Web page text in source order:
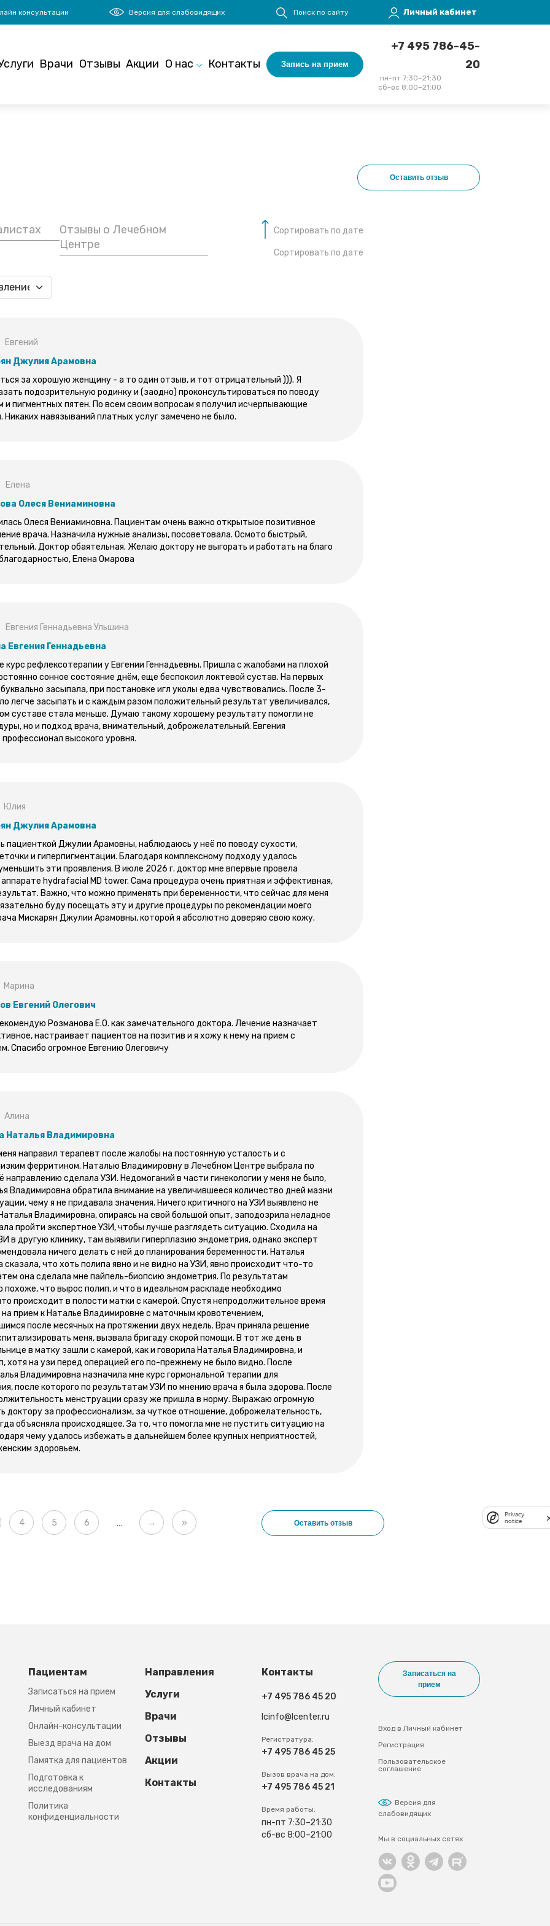
консультации Версия для слабовидящих Поиск по сайту
Меню учётной записи пользователя
Личный кабинет
Врачи Отзывы Акции О нас Контакты Запись на прием
+7 495 786-45-
20
пн-пт 7:30–21:30
сб-вс 8:00–21:00
Оставить отзыв
Отзывы о Лечебном
Центре
Сортировать по дате
Сортировать по дате
Евгений
Джулия Арамовна
за хорошую женщину - а то один отзыв, и тот отрицательный ))). Я
подозрительную родинку и (заодно) проконсультироваться по поводу
и пигментных пятен. По всем своим вопросам я получил исчерпывающие
Никаких навязываний платных услуг замечено не было.
Елена
Олеся Вениаминовна
Олеся Вениаминовна. Пациентам очень важно открытыое позитивное
врача. Назначила нужные анализы, посоветовала. Осмото быстрый,
Доктор обаятельная. Желаю доктору не выгорать и работать на благо
Елена Омарова
Евгения Геннадьевна Ульшина
Евгения Геннадьевна
курс рефлексотерапии у Евгении Геннадьевны. Пришла с жалобами на плохой
сонное состояние днём, еще беспокоил локтевой сустав. На первых
засыпала, при постановке игл уколы едва чувствовались. После 3-
легче засыпать и с каждым разом положительный результат увеличивался,
суставе стала меньше. Думаю такому хорошему результату помогли не
но и подход врача, внимательный, доброжелательный. Евгения
профессионал высокого уровня.
Юлия
Джулия Арамовна
пациенткой Джулии Арамовны, наблюдаюсь у неё по поводу сухости,
и гиперпигментации. Благодаря комплексному подходу удалось
эти проявления. В июле 2026 г. доктор мне впервые провела
hydrafacial MD tower. Сама процедура очень приятная и эффективная,
Важно, что можно применять при беременности, что сейчас для меня
буду посещать эту и другие процедуры по рекомендации моего
Мискарян Джулии Арамовны, которой я абсолютно доверяю свою кожу.
Марина
Евгений Олегович
Розманова Е.О. как замечательного доктора. Лечение назначает
настраивает пациентов на позитив и я хожу к нему на прием с
Спасибо огромное Евгению Олеговичу
Алина
Наталья Владимировна
направил терапевт после жалобы на постоянную усталость и с
ферритином. Наталью Владимировну в Лечебном Центре выбрала по
направлению сделала УЗИ. Недомоганий в части гинекологии у меня не было,
Владимировна обратила внимание на увеличившееся количество дней мазни
чему я не придавала значения. Ничего критичного на УЗИ выявлено не
Владимировна, опираясь на свой большой опыт, заподозрила неладное
пройти экспертное УЗИ, чтобы лучше разглядеть ситуацию. Сходила на
в другую клинику, там выявили гиперплазию эндометрия, однако эксперт
ничего делать с ней до планирования беременности. Наталья
сказала, что хоть полипа явно и не видно на УЗИ, явно происходит что-то
она сделала мне пайпель-биопсию эндометрия. По результатам
похоже, что вырос полип, и что в идеальном раскладе необходимо
происходит в полости матки с камерой. Спустя непродолжительное время
прием к Наталье Владимировне с маточным кровотечением,
после месячных на протяжении двух недель. Врач приняла решение
меня, вызвала бригаду скорой помощи. В тот же день в
в матку зашли с камерой, как и говорила Наталья Владимировна, и
хотя на узи перед операцией его по-прежнему не было видно. После
Владимировна назначила мне курс гормональной терапии для
после которого по результатам УЗИ по мнению врача я была здорова. После
менструации сразу же пришла в норму. Выражаю огромную
доктору за профессионализм, за чуткое отношение, доброжелательность,
объясняла происходящее. За то, что помогла мне не пустить ситуацию на
чему удалось избежать в дальнейшем более крупных неприятностей,
здоровьем.
Page
4 Page
5 Page
6 … Следующая страница
→ Последняя страница
» Оставить отзыв
Пациентам
Записаться на прием
Личный кабинет
Онлайн-консультации
Выезд врача на дом
Памятка для пациентов
Подготовка к
исследованиям
Политика
конфиденциальности
Footer third
Направления
Услуги
Врачи
Отзывы
Акции
Контакты
Контакты
+7 495 786 45 20
lcinfo@lcenter.ru
Регистратура:
+7 495 786 45 25
Вызов врача на дом:
+7 495 786 45 21
Время работы:
пн-пт 7:30–21:30
сб-вс 8:00–21:00
Записаться на
прием
Вход в Личный кабинет
Регистрация
Пользовательское
соглашение
Версия для
слабовидящих
Мы в социальных сетях
Privacy
notice